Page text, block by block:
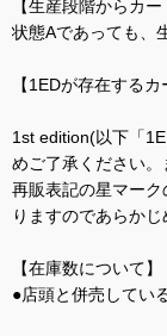
【生産段階からカ
状態Aであっても、
【1EDが存在するカ
1st edition(以下「
めご了承ください
再販表記の星マー
りますのであらか
【在庫数について】
●店頭と併売してい